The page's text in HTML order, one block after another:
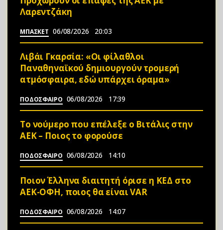
Λαρεντζάκη
ΜΠΑΣΚΕΤ 06/08/2026 20:03
Λιβάι Γκαρσία: «Οι φίλαθλοι
Παναθηναϊκού δημιουργούν τρομερή
ατμόσφαιρα, εδώ υπάρχει όραμα»
ΠΟΔΟΣΦΑΙΡΟ 06/08/2026 17:39
Το νούμερο που επέλεξε ο Βιτάλις στην
ΑΕΚ – Ποιος το φορούσε
ΠΟΔΟΣΦΑΙΡΟ 06/08/2026 14:10
Ποιον Έλληνα διαιτητή όρισε η ΚΕΔ στο
ΑΕΚ-ΟΦΗ, ποιος θα είναι VAR
ΠΟΔΟΣΦΑΙΡΟ 06/08/2026 14:07